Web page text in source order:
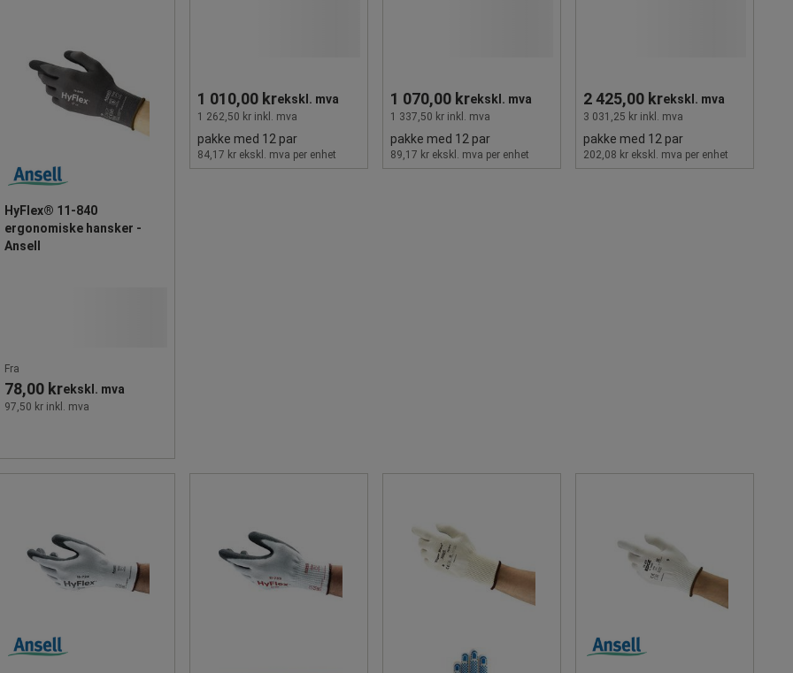
HyFlex® 11-840
ergonomiske hansker -
Ansell
Fra
78,00 krekskl. mva
97,50 kr inkl. mva
1 010,00 krekskl. mva
1 262,50 kr inkl. mva
pakke med 12 par
84,17 kr ekskl. mva per enhet
1 070,00 krekskl. mva
1 337,50 kr inkl. mva
pakke med 12 par
89,17 kr ekskl. mva per enhet
2 425,00 krekskl. mva
3 031,25 kr inkl. mva
pakke med 12 par
202,08 kr ekskl. mva per enhet